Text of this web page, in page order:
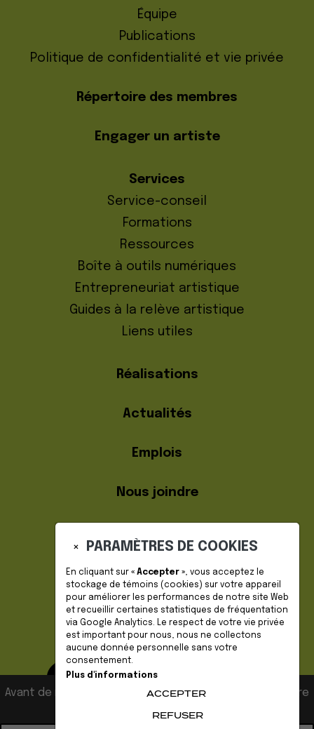
Équipe
Publications
Politique de confidentialité et vie privée
Répertoire des membres
Engager un artiste
Services
Service-conseil
Formations
Ressources
Boîte à outils numériques
Entrepreneuriat artistique
Guides à la relève artistique
Liens utiles
Réalisations
Actualités
Emplois
Nous joindre
DEVENIR MEMBRE
Avant de naviguer sur notre site, veuillez accepter notre
× PARAMÈTRES DE COOKIES
En cliquant sur « Accepter », vous acceptez le
stockage de témoins (cookies) sur votre appareil
pour améliorer les performances de notre site Web
et recueillir certaines statistiques de fréquentation
via Google Analytics. Le respect de votre vie privée
est important pour nous, nous ne collectons
aucune donnée personnelle sans votre
consentement.
Plus d'informations
ACCEPTER
REFUSER